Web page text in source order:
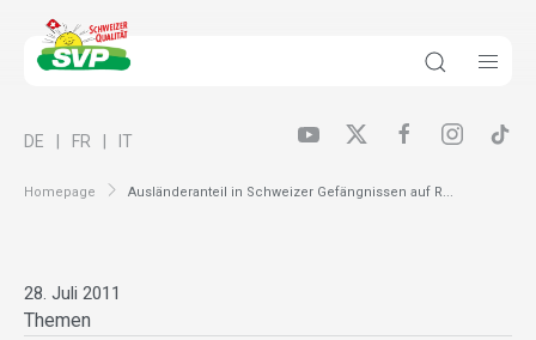
Homepage Ausländeranteil in Schweizer Gefängnissen auf R...
DE FR IT
28. Juli 2011
Themen